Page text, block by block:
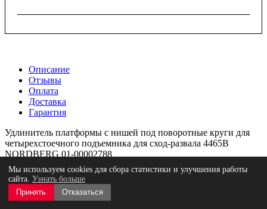
Описание
Отзывы
Оплата
Доставка
Гарантия
Удлинитель платформы с нишей под поворотные круги для
четырехстоечного подъемника для сход-развала 4465B
NORDBERG 01-00002788
В наборе 2 шт.
Комплектация:
Мы используем cookies для сбора статистики и улучшения работы
сайта. Узнать больше
Принять
Отказаться